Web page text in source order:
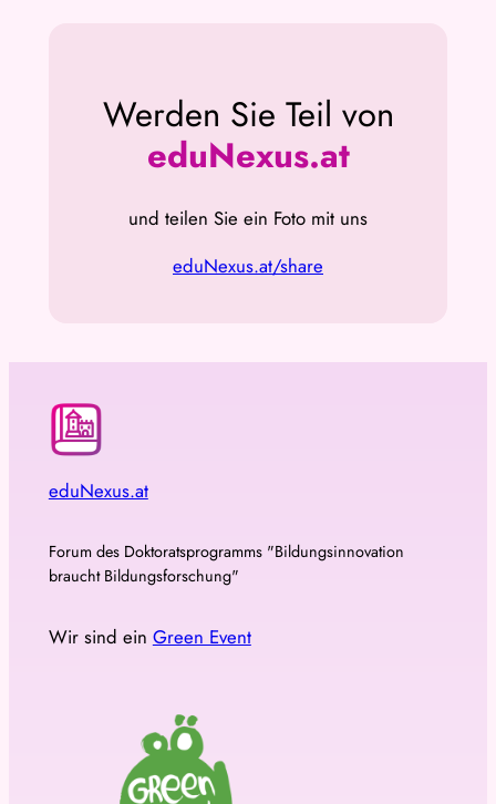
Werden Sie Teil von
eduNexus.at
und teilen Sie ein Foto mit uns
eduNexus.at/share
eduNexus.at
Forum des Doktoratsprogramms "Bildungsinnovation
braucht Bildungsforschung"
Wir sind ein Green Event